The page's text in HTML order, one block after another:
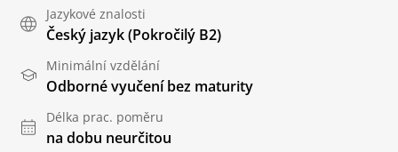
Jazykové znalosti
Český jazyk(Pokročilý B2)
Minimální vzdělání
Odborné vyučení bez maturity
Délka prac. poměru
na dobu neurčitou